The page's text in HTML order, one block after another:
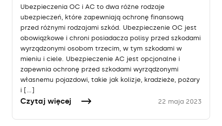
Ubezpieczenia OC i AC to dwa różne rodzaje
ubezpieczeń, które zapewniają ochronę finansową
przed różnymi rodzajami szkód. Ubezpieczenie OC jest
obowiązkowe i chroni posiadacza polisy przed szkodami
wyrządzonymi osobom trzecim, w tym szkodami w
mieniu i ciele. Ubezpieczenie AC jest opcjonalne i
zapewnia ochronę przed szkodami wyrządzonymi
własnemu pojazdowi, takie jak kolizje, kradzieże, pożary
i […]
Czytaj więcej 22 maja 2023